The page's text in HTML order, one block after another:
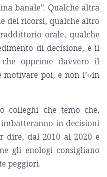
banale”. Qualche altra
dei ricorsi, qualche altro
orale, qualche
di decisione, e il
opprime davvero il
poi, e non l’‹‹in
colleghi che temo che,
in decisioni
dire, dal 2010 al 2020 e
gli enologi consigliano
peggiori.